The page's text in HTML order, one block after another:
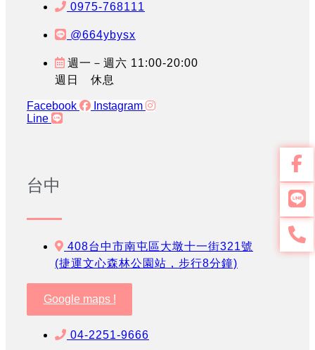
0975-768111
@664ybysx
週一－週六 11:00-20:00
週日 休息
Facebook
Instagram
Line
台中
408台中市南屯區大墩十一街321號
(捷運文心森林公園站，步行8分鐘)
Google maps !
04-2251-9666